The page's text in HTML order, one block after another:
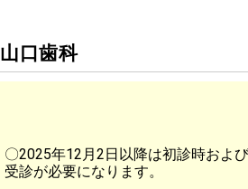
山口歯科
〇2025年12月2日以降は初診時およ
受診が必要になります。